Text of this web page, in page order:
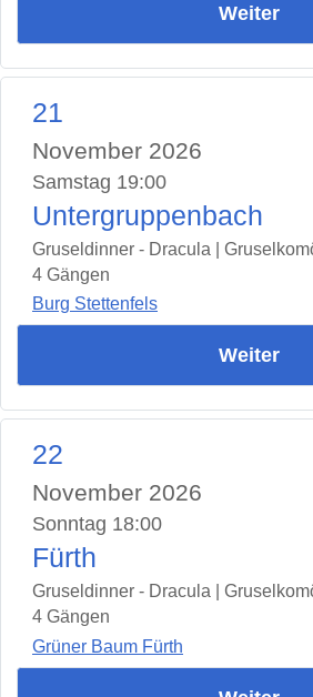
Weiter
21
November 2026
Samstag 19:00
Untergruppenbach
Gruseldinner - Dracula |
4 Gängen
Burg Stettenfels
Weiter
22
November 2026
Sonntag 18:00
Fürth
Gruseldinner - Dracula |
4 Gängen
Grüner Baum Fürth